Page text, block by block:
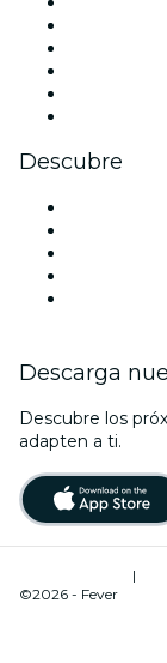
Descubre
Descarga
Descubre los
adapten a ti.
|
©2026 - Fever